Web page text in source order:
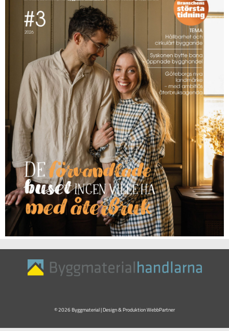
© 2026 Byggmaterial | Design & ProduktionWebbPartner